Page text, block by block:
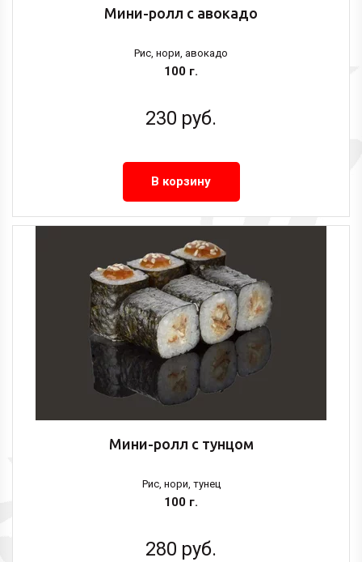
Мини-ролл с авокадо
Рис, нори, авокадо
100 г.
230 руб.
В корзину
Мини-ролл с тунцом
Рис, нори, тунец
100 г.
280 руб.